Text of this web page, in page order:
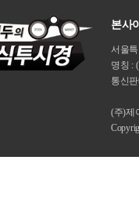
본사
서울
명칭 :
통신
(주)제